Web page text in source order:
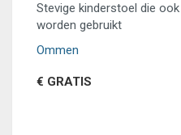
Stevige kinderstoel die
worden gebruikt
Ommen
€ GRATIS